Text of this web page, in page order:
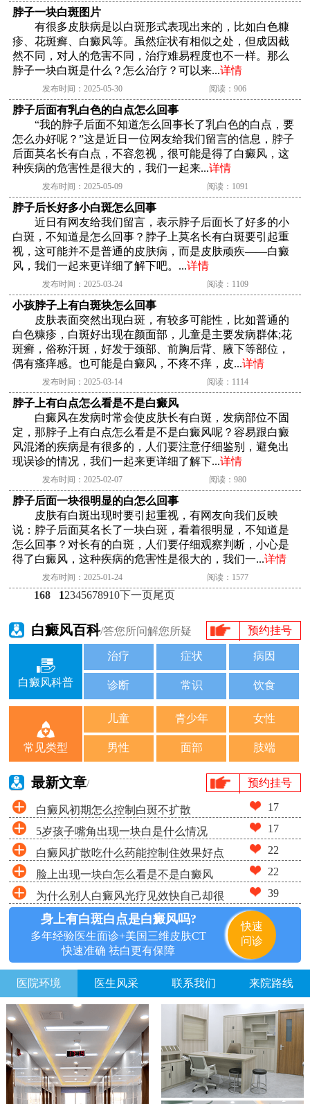
脖子一块白斑图片
有很多皮肤病是以白斑形式表现出来的，比如白色糠
疹、花斑癣、白癜风等。虽然症状有相似之处，但成因截
然不同，对人的危害不同，治疗难易程度也不一样。那么
脖子一块白斑是什么？怎么治疗？可以来...详情
发布时间：2025-05-30 阅读：906
脖子后面有乳白色的白点怎么回事
“我的脖子后面不知道怎么回事长了乳白色的白点，要
怎么办好呢？”这是近日一位网友给我们留言的信息，脖子
后面莫名长有白点，不容忽视，很可能是得了白癜风，这
种疾病的危害性是很大的，我们一起来...详情
发布时间：2025-05-09 阅读：1091
脖子后长好多小白斑怎么回事
近日有网友给我们留言，表示脖子后面长了好多的小
白斑，不知道是怎么回事？脖子上莫名长有白斑要引起重
视，这可能并不是普通的皮肤病，而是皮肤顽疾——白癜
风，我们一起来更详细了解下吧。...详情
发布时间：2025-03-24 阅读：1109
小孩脖子上有白斑块怎么回事
皮肤表面突然出现白斑，有较多可能性，比如普通的
白色糠疹，白斑好出现在颜面部，儿童是主要发病群体;花
斑癣，俗称汗斑，好发于颈部、前胸后背、腋下等部位，
偶有瘙痒感。也可能是白癜风，不疼不痒，皮...详情
发布时间：2025-03-14 阅读：1114
脖子上有白点怎么看是不是白癜风
白癜风在发病时常会使皮肤长有白斑，发病部位不固
定，那脖子上有白点怎么看是不是白癜风呢？容易跟白癜
风混淆的疾病是有很多的，人们要注意仔细鉴别，避免出
现误诊的情况，我们一起来更详细了解下...详情
发布时间：2025-02-07 阅读：980
脖子后面一块很明显的白怎么回事
皮肤有白斑出现时要引起重视，有网友向我们反映
说：脖子后面莫名长了一块白斑，看着很明显，不知道是
怎么回事？对长有的白斑，人们要仔细观察判断，小心是
得了白癜风，这种疾病的危害性是很大的，我们一...详情
发布时间：2025-01-24 阅读：1577
168 12345678910下一页尾页
白癜风百科/答您所问解您所疑 预约挂号
白癜风科普
治疗 症状 病因
诊断 常识 饮食
常见类型
儿童 青少年 女性
男性 面部 肢端
最新文章/ 预约挂号
白癜风初期怎么控制白斑不扩散 17
5岁孩子嘴角出现一块白是什么情况 17
白癜风扩散吃什么药能控制住效果好点 22
脸上出现一块白怎么看是不是白癜风 22
为什么别人白癜风光疗见效快自己却很
39
身上有白斑白点是白癜风吗?
多年经验医生面诊+美国三维皮肤CT
快速准确 祛白更有保障
快速
问诊
医院环境 医生风采 联系我们 来院路线